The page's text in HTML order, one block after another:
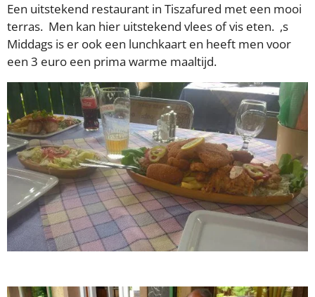
Een uitstekend restaurant in Tiszafured met een mooi
terras. Men kan hier uitstekend vlees of vis eten. ,s
Middags is er ook een lunchkaart en heeft men voor
een 3 euro een prima warme maaltijd.